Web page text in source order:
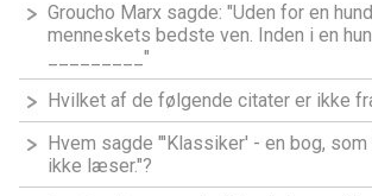
Groucho Marx sagde: "Uden for en
menneskets bedste ven. Inden i en
_________"
Hvilket af de følgende citater er ikke
Hvem sagde "′Klassiker′ - en bog,
ikke læser."?